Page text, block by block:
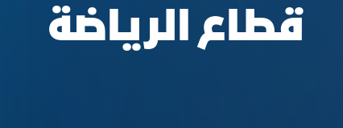
قطاع الرياضة